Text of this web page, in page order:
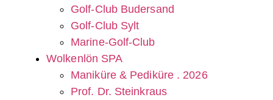
Golf-Club Budersand
Golf-Club Sylt
Marine-Golf-Club
Wolkenlön SPA
Maniküre & Pediküre . 2026
Prof. Dr. Steinkraus